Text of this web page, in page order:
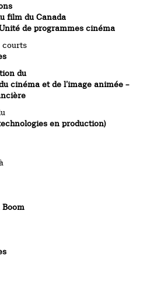
film du Canada
de programmes cinéma
courts
du
cinéma et de l’image animée –
en production)
Boom